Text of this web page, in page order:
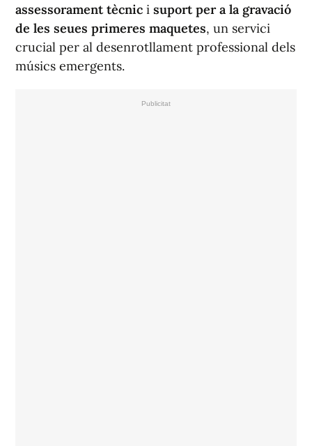
assessorament tècnic i suport per a la gravació
de les seues primeres maquetes, un servici
crucial per al desenrotllament professional dels
músics emergents.